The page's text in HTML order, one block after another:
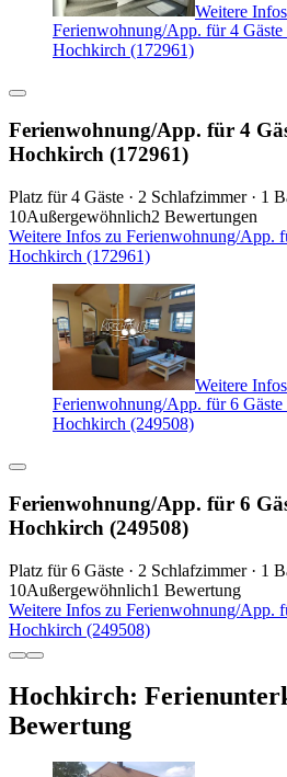
Weitere
Ferienwohnung/App. für 4 Gäste
Hochkirch (172961)
Ferienwohnung/App. für 4
Hochkirch (172961)
Platz für 4 Gäste · 2 Schlafzimmer · 1
10Außergewöhnlich2 Bewertungen
Weitere Infos zu Ferienwohnung/App.
Hochkirch (172961)
Weitere
Ferienwohnung/App. für 6 Gäste
Hochkirch (249508)
Ferienwohnung/App. für 6
Hochkirch (249508)
Platz für 6 Gäste · 2 Schlafzimmer · 1
10Außergewöhnlich1 Bewertung
Weitere Infos zu Ferienwohnung/App.
Hochkirch (249508)
Hochkirch:
Bewertung